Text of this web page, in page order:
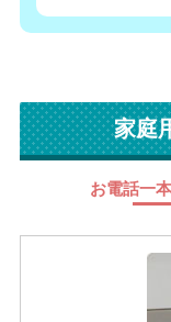
家庭
お電話一